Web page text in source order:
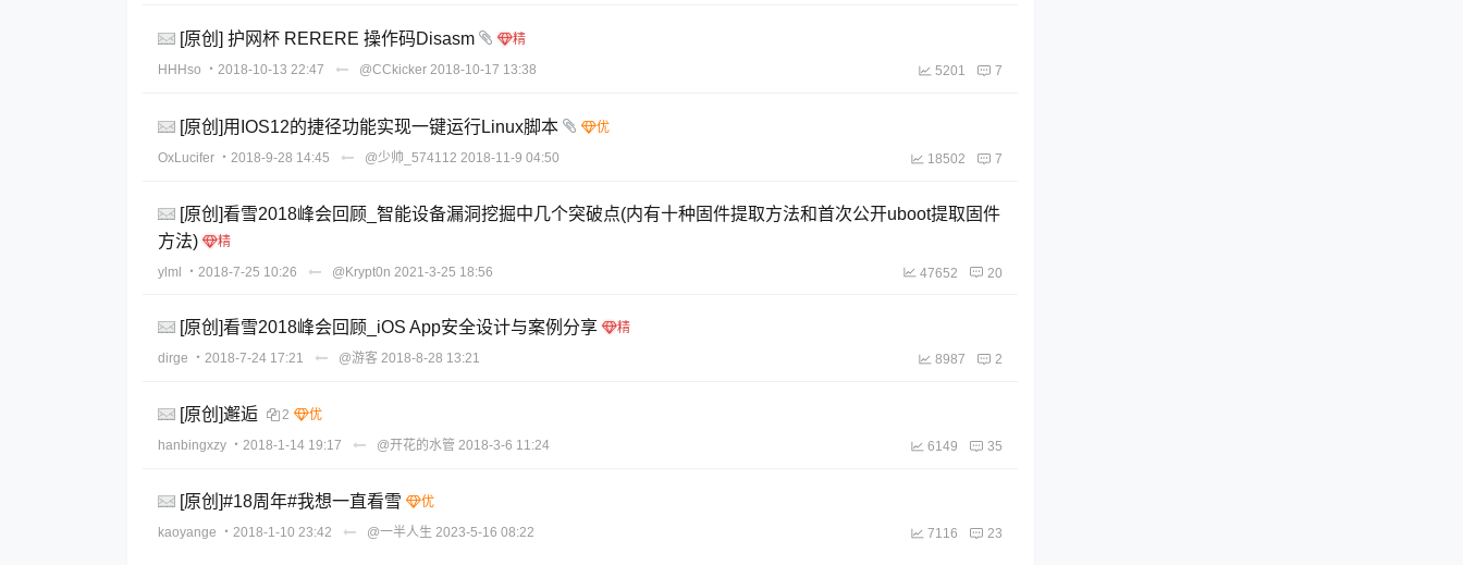
[原创] 护网杯 RERERE 操作码Disasm
HHHso ・2018-10-13 22:47 @CCkicker 2018-10-17 13:38 5201 7
[原创]用IOS12的捷径功能实现一键运行Linux脚本
OxLucifer ・2018-9-28 14:45 @少帅_574112 2018-11-9 04:50 18502 7
[原创]看雪2018峰会回顾_智能设备漏洞挖掘中几个突破点(内有十种固件提取方法和首次公开uboot提取固件
方法)
ylml ・2018-7-25 10:26 @Krypt0n 2021-3-25 18:56 47652 20
[原创]看雪2018峰会回顾_iOS App安全设计与案例分享
dirge ・2018-7-24 17:21 @游客 2018-8-28 13:21 8987 2
[原创]邂逅
2
hanbingxzy ・2018-1-14 19:17 @开花的水管 2018-3-6 11:24 6149 35
[原创]#18周年#我想一直看雪
kaoyange ・2018-1-10 23:42 @一半人生 2023-5-16 08:22 7116 23